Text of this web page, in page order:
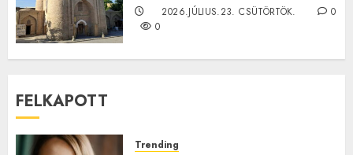
2026.JÚLIUS.23. CSÜTÖRTÖK.
0
0
FELKAPOTT
Trending